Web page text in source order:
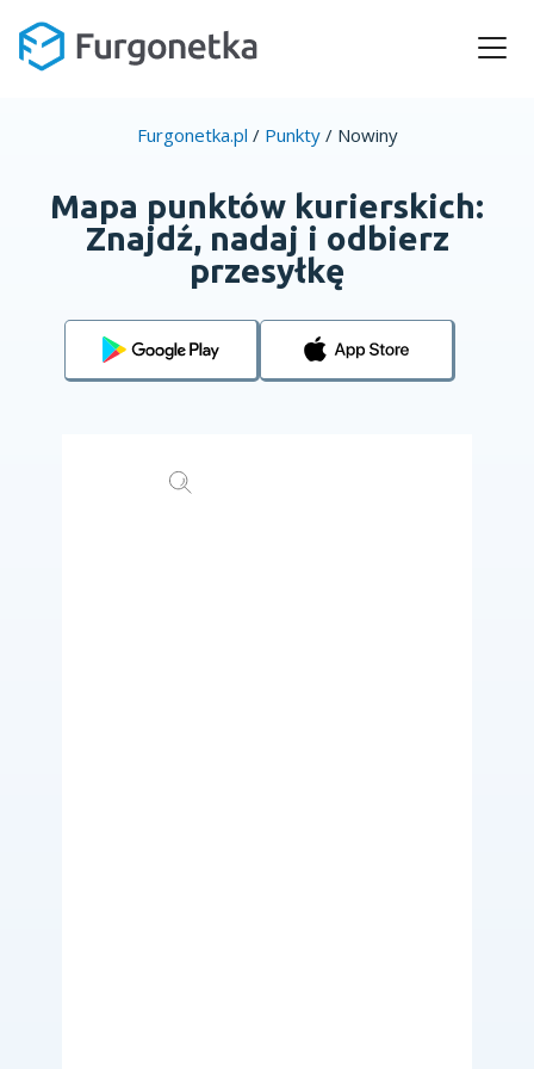
Furgonetka.pl / Punkty / Nowiny
Mapa punktów kurierskich:
Znajdź, nadaj i odbierz
przesyłkę